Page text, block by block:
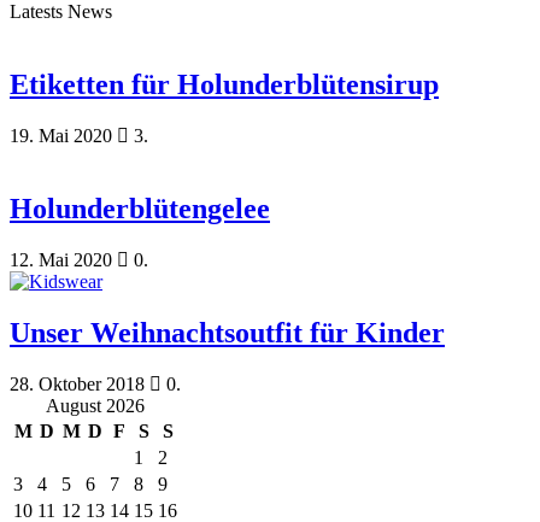
Latests News
Etiketten für Holunderblütensirup
19. Mai 2020 3.
Holunderblütengelee
12. Mai 2020 0.
Unser Weihnachtsoutfit für Kinder
28. Oktober 2018
0.
August 2026
M D M D F S
S
1
2
3
4 5 6 7 8
9
10 11 12 13 14 15 16